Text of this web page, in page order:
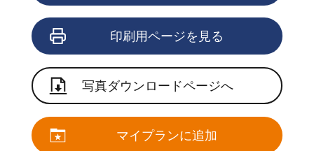
印刷用ページを見る
写真ダウンロードページへ
マイプランに追加